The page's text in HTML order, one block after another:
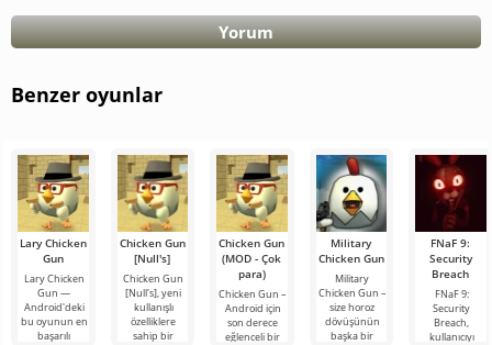
Yorum
Benzer oyunlar
Lary Chicken
Gun
Lary Chicken
Gun —
Android'deki
bu oyunun en
başarılı
Chicken Gun
[Null's]
Chicken Gun
[Null's], yeni
kullanışlı
özelliklere
sahip bir
Chicken Gun
(MOD - Çok
para)
Chicken Gun –
Android için
son derece
eğlenceli bir
Military
Chicken Gun
Military
Chicken Gun –
size horoz
dövüşünün
başka bir
FNaF 9:
Security
Breach
FNaF 9:
Security
Breach,
kullanıcıyı